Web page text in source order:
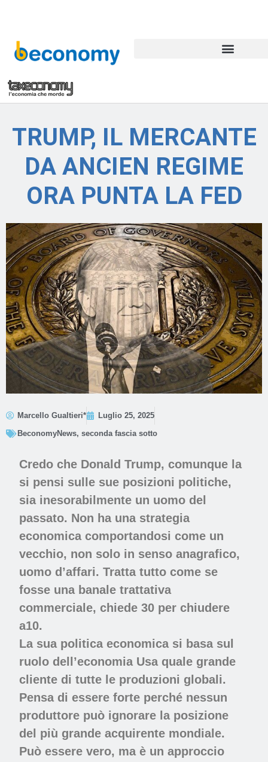
TRUMP, IL MERCANTE
DA ANCIEN REGIME
ORA PUNTA LA FED
Marcello Gualtieri*
Luglio 25, 2025
BeconomyNews, seconda fascia sotto
Credo che Donald Trump, comunque la
si pensi sulle sue posizioni politiche,
sia inesorabilmente un uomo del
passato. Non ha una strategia
economica comportandosi come un
vecchio, non solo in senso anagrafico,
uomo d’affari. Tratta tutto come se
fosse una banale trattativa
commerciale, chiede 30 per chiudere
a10.
La sua politica economica si basa sul
ruolo dell’economia Usa quale grande
cliente di tutte le produzioni globali.
Pensa di essere forte perché nessun
produttore può ignorare la posizione
del più grande acquirente mondiale.
Può essere vero, ma è un approccio